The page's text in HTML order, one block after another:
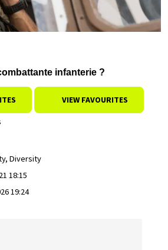
infanterie ?
VIEW FAVOURITES
Diversity
18:15
19:24